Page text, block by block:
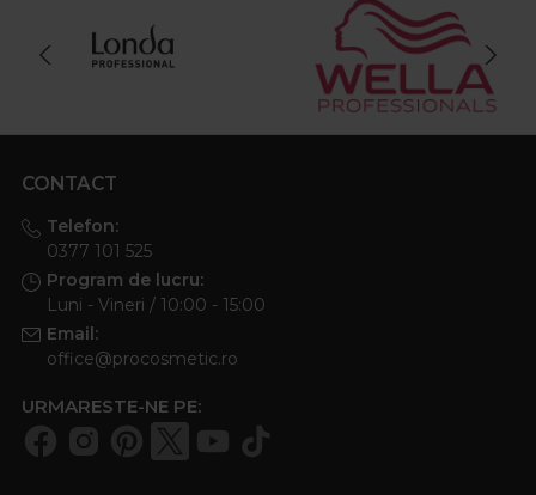
CONTACT
Telefon:
0377 101 525
Program de lucru:
Luni - Vineri / 10:00 - 15:00
Email:
office@procosmetic.ro
URMARESTE-NE PE: